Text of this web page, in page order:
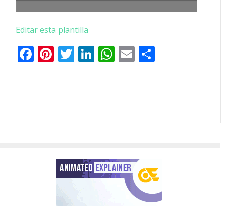
Editar esta plantilla
Facebook
Pinterest
Twitter
LinkedIn
WhatsApp
Email